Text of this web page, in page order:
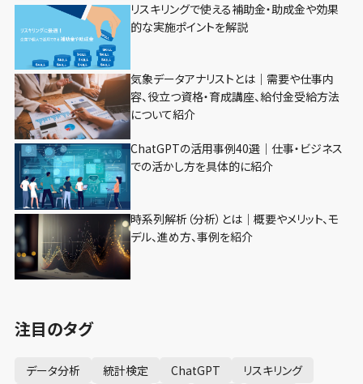
リスキリングで使える補助金・助成金や効果
的な実施ポイントを解説
気象データアナリストとは｜需要や仕事内
容、役立つ資格・育成講座、給付金受給方法
について紹介
ChatGPTの活用事例40選｜仕事・ビジネス
での活かし方を具体的に紹介
時系列解析（分析）とは｜概要やメリット、モ
デル、進め方、事例を紹介
注目のタグ
データ分析 統計検定 ChatGPT
リスキリング